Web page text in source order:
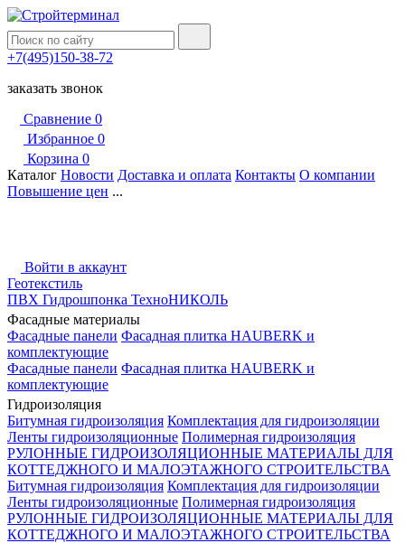
+7(495)150-38-72
заказать звонок
Сравнение 0
Избранное 0
Корзина 0
Каталог Новости Доставка и оплата Контакты О компании
Повышение цен ...
Войти в аккаунт
Геотекстиль
ПВХ Гидрошпонка ТехноНИКОЛЬ
Фасадные материалы
Фасадные панели Фасадная плитка HAUBERK и
комплектующие
Фасадные панели Фасадная плитка HAUBERK и
комплектующие
Гидроизоляция
Битумная гидроизоляция Комплектация для гидроизоляции
Ленты гидроизоляционные Полимерная гидроизоляция
РУЛОННЫЕ ГИДРОИЗОЛЯЦИОННЫЕ МАТЕРИАЛЫ ДЛЯ
КОТТЕДЖНОГО И МАЛОЭТАЖНОГО СТРОИТЕЛЬСТВА
Битумная гидроизоляция Комплектация для гидроизоляции
Ленты гидроизоляционные Полимерная гидроизоляция
РУЛОННЫЕ ГИДРОИЗОЛЯЦИОННЫЕ МАТЕРИАЛЫ ДЛЯ
КОТТЕДЖНОГО И МАЛОЭТАЖНОГО СТРОИТЕЛЬСТВА